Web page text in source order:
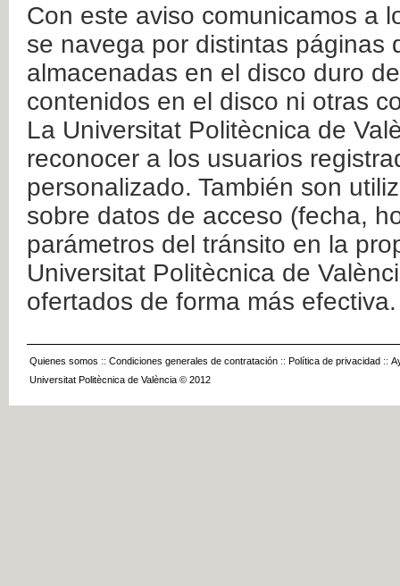
Con este aviso comunicamos a
se navega por distintas páginas
almacenadas en el disco duro
contenidos en el disco ni otras
La Universitat Politècnica de
reconocer a los usuarios
personalizado. También son
sobre datos de acceso (fecha,
parámetros del tránsito en la
Universitat Politècnica de
ofertados de forma más efectiva.
Quienes somos :: Condiciones generales de contratación :: Política de privacidad ::
Universitat Politècnica de València © 2012